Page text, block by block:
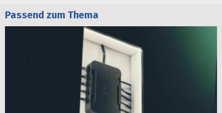
Passend zum Thema